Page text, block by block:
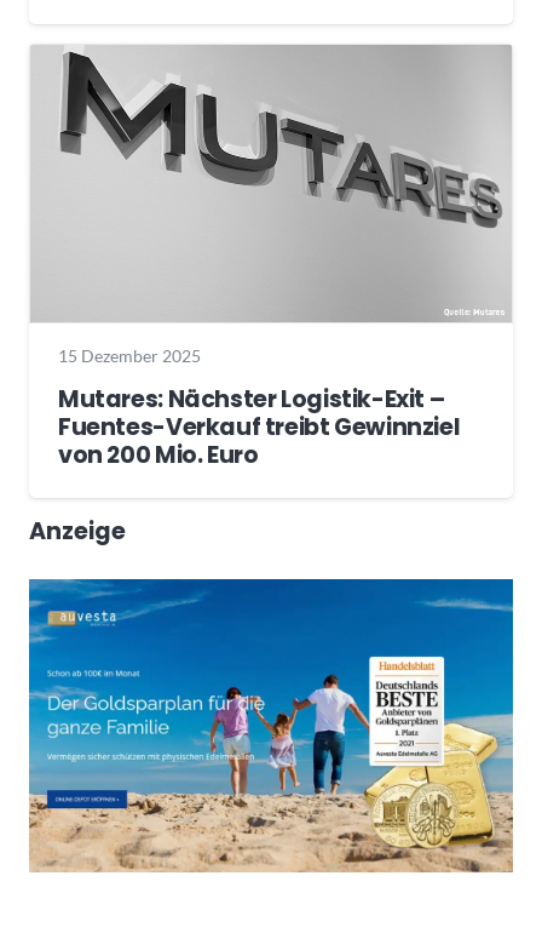
15 Dezember 2025
Mutares: Nächster Logistik-Exit –
Fuentes-Verkauf treibt Gewinnziel
von 200 Mio. Euro
Anzeige